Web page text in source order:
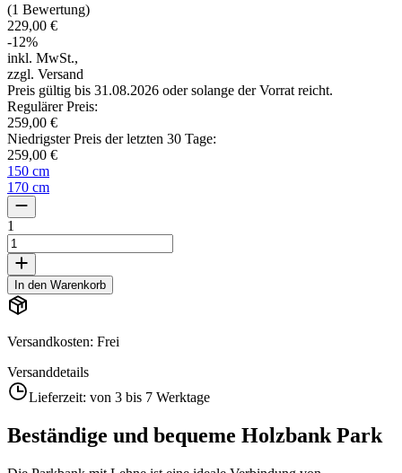
(1 Bewertung)
229,00 €
-12%
inkl. MwSt.,
zzgl. Versand
Preis gültig bis 31.08.2026 oder solange der Vorrat reicht.
Regulärer Preis:
259,00 €
Niedrigster Preis der letzten 30 Tage:
259,00 €
150 cm
170 cm
1
In den Warenkorb
Versandkosten: Frei
Versanddetails
Lieferzeit: von 3 bis 7 Werktage
Beständige und bequeme Holzbank Park